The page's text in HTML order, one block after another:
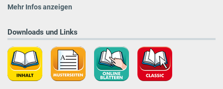
Mehr Infos anzeigen
Downloads und Links